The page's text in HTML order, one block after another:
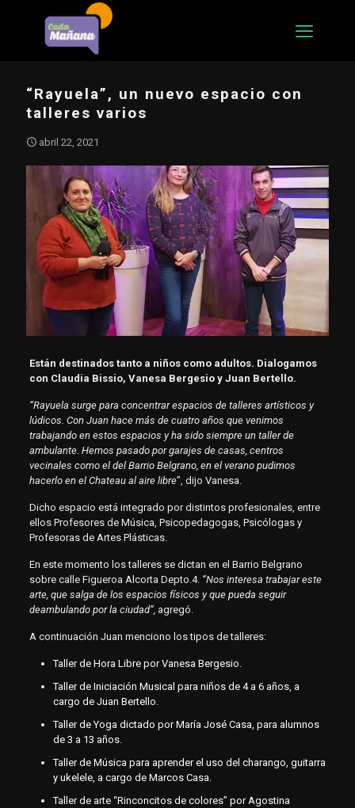
“Rayuela”, un nuevo espacio con
talleres varios
abril 22, 2021
Están destinados tanto a niños como adultos. Dialogamos
con Claudia Bissio, Vanesa Bergesio y Juan Bertello.
“Rayuela surge para concentrar espacios de talleres artísticos y
lúdicos. Con Juan hace más de cuatro años que venimos
trabajando en estos espacios y ha sido siempre un taller de
ambulante. Hemos pasado por garajes de casas, centros
vecinales como el del Barrio Belgrano, en el verano pudimos
hacerlo en el Chateau al aire libre”, dijo Vanesa.
Dicho espacio está integrado por distintos profesionales, entre
ellos Profesores de Música, Psicopedagogas, Psicólogas y
Profesoras de Artes Plásticas.
En este momento los talleres se dictan en el Barrio Belgrano
sobre calle Figueroa Alcorta Depto.4. “Nos interesa trabajar este
arte, que salga de los espacios físicos y que pueda seguir
deambulando por la ciudad”,agregó.
A continuación Juan menciono los tipos de talleres:
Taller de Hora Libre por Vanesa Bergesio.
Taller de Iniciación Musical para niños de 4 a 6 años, a
cargo de Juan Bertello.
Taller de Yoga dictado por María José Casa, para alumnos
de 3 a 13 años.
Taller de Música para aprender el uso del charango, guitarra
y ukelele, a cargo de Marcos Casa.
Taller de arte “Rinconcitos de colores” por Agostina